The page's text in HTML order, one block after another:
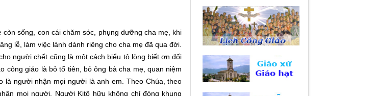
sống, con cái chăm sóc, phụng dưỡng cha mẹ, khi
lễ, làm việc lành dành riêng cho cha mẹ đã qua đời.
người chết cũng là một cách biểu tỏ lòng biết ơn đối
công giáo là bỏ tổ tiên, bỏ ông bà cha mẹ, quan niệm
người nhận mọi người là anh em. Theo Chúa, theo
mọi người. Người Kitô hữu không chỉ đóng khung